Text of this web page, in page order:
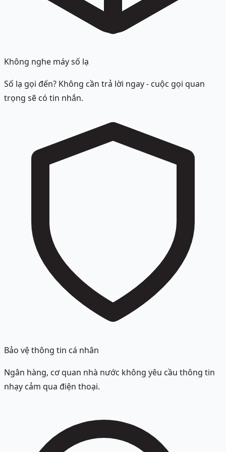
Không nghe máy số lạ
Số lạ gọi đến? Không cần trả lời ngay - cuộc gọi quan
trọng sẽ có tin nhắn.
Bảo vệ thông tin cá nhân
Ngân hàng, cơ quan nhà nước không yêu cầu thông tin
nhạy cảm qua điện thoại.